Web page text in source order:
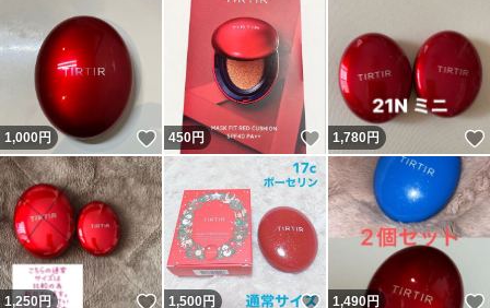
1,000円 いいね！
450円 いいね！
1,780円
1,250円 いいね！
1,500円 いいね！
1,490円